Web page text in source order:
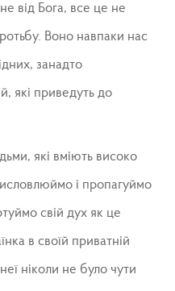
від Бога, все це не
Воно навпаки нас
занадто
які приведуть до
які вміють високо
і пропагуймо
свій дух як це
в своїй приватній
ніколи не було чути